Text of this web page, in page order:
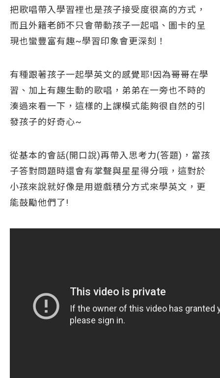
把歌唱帶入學習裡也是孩子接受度很高的方式，
而且外籍老師不只會帶動孩子一起唱、圖卡的呈
現也蠻豐富有趣~學習印象會更深刻！
有種跟著孩子一起學英文的感覺耶!因為哥哥在學
習、加上有趣生動的歌唱，弟弟在一旁也不時的
湊過來看一下，這樣的上課模式能夠很自然的引
發孩子的好奇心~
從基本的會話(開口說)再帶入思考力(答題)，當孩
子答對問題時還會有掌聲與星星得分哦，這對於
小孩來說就好像是用遊戲積分方式來學英文，更
能鼓勵他們了!